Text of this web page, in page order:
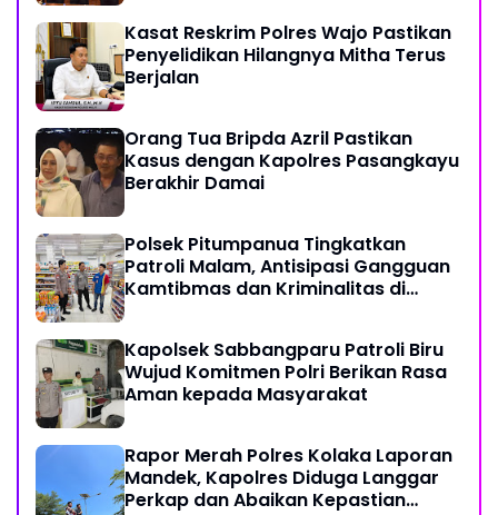
Kasat Reskrim Polres Wajo Pastikan
Penyelidikan Hilangnya Mitha Terus
Berjalan
Orang Tua Bripda Azril Pastikan
Kasus dengan Kapolres Pasangkayu
Berakhir Damai
Polsek Pitumpanua Tingkatkan
Patroli Malam, Antisipasi Gangguan
Kamtibmas dan Kriminalitas di
Kapolsek Sabbangparu Patroli Biru
Wujud Komitmen Polri Berikan Rasa
Aman kepada Masyarakat
Rapor Merah Polres Kolaka Laporan
Mandek, Kapolres Diduga Langgar
Perkap dan Abaikan Kepastian